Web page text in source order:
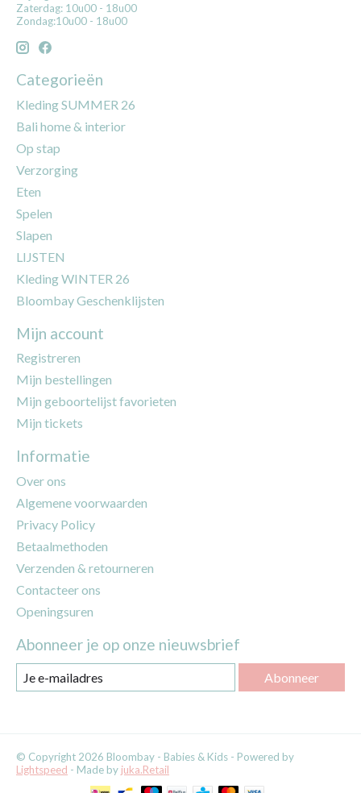
Zaterdag: 10u00 - 18u00
Zondag:10u00 - 18u00
Categorieën
Kleding SUMMER 26
Bali home & interior
Op stap
Verzorging
Eten
Spelen
Slapen
LIJSTEN
Kleding WINTER 26
Bloombay Geschenklijsten
Mijn account
Registreren
Mijn bestellingen
Mijn geboortelijst favorieten
Mijn tickets
Informatie
Over ons
Algemene voorwaarden
Privacy Policy
Betaalmethoden
Verzenden & retourneren
Contacteer ons
Openingsuren
Abonneer je op onze nieuwsbrief
Abonneer
© Copyright 2026 Bloombay - Babies & Kids - Powered by
Lightspeed - Made by juka.Retail